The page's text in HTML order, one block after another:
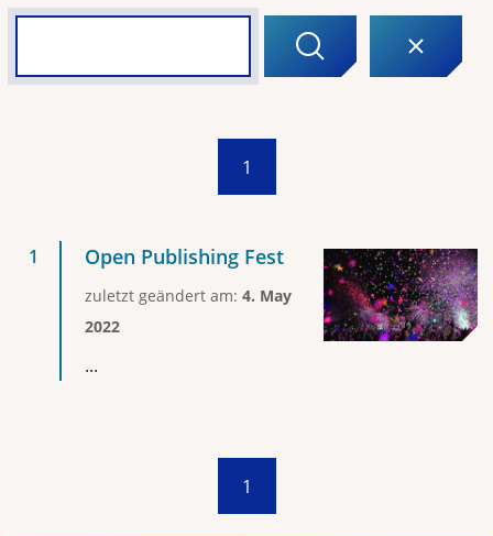
1
Open Publishing Fest
zuletzt geändert am: 4. May
2022
...
1